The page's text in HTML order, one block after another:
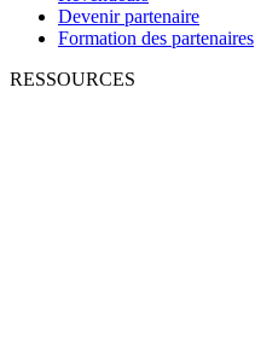
Devenir partenaire
Formation des partenaires
RESSOURCES